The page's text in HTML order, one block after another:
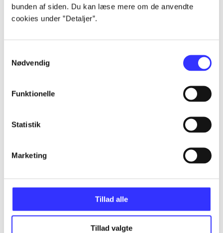
bunden af siden. Du kan læse mere om de anvendte
cookies under ”Detaljer”.
Nødvendig
Funktionelle
Statistik
Marketing
Tillad alle
Tillad valgte
Alle registrerede artikler fordelt på udgivelser